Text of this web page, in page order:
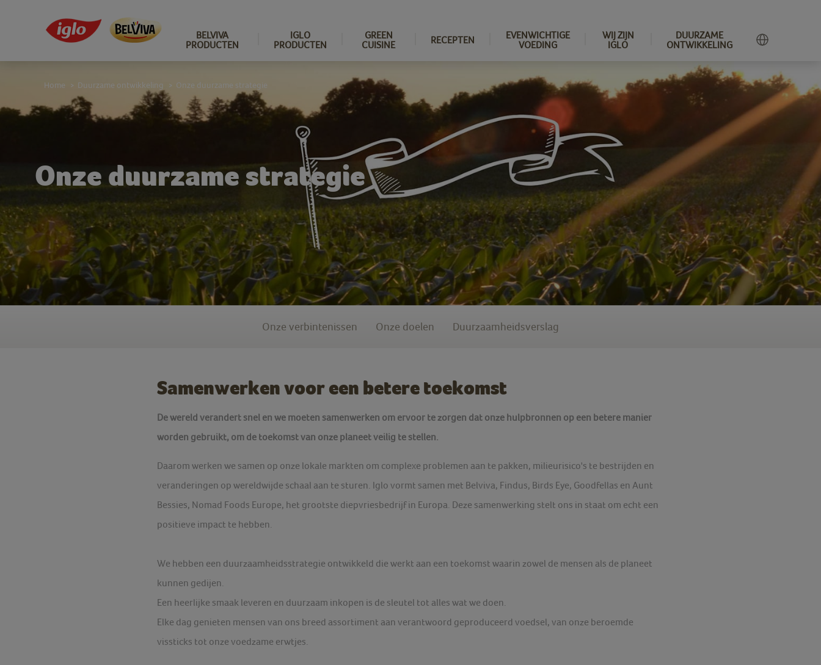
BELVIVA
PRODUCTEN
IGLO
PRODUCTEN
GREEN
CUISINE
RECEPTEN
EVENWICHTIGE
VOEDING
WIJ ZIJN
IGLO
DUURZAME
ONTWIKKELING
Onze duurzame strategie
Home > Duurzame ontwikkeling > Onze duurzame strategie
Onze verbintenissen Onze doelen Duurzaamheidsverslag
Samenwerken voor een betere toekomst
De wereld verandert snel en we moeten samenwerken om ervoor te zorgen dat onze hulpbronnen op een betere manier
worden gebruikt, om de toekomst van onze planeet veilig te stellen.
Daarom werken we samen op onze lokale markten om complexe problemen aan te pakken, milieurisico's te bestrijden en
veranderingen op wereldwijde schaal aan te sturen. Iglo vormt samen met Belviva, Findus, Birds Eye, Goodfellas en Aunt
Bessies, Nomad Foods Europe, het grootste diepvriesbedrijf in Europa. Deze samenwerking stelt ons in staat om echt een
positieve impact te hebben.
We hebben een duurzaamheidsstrategie ontwikkeld die werkt aan een toekomst waarin zowel de mensen als de planeet
kunnen gedijen.
Een heerlijke smaak leveren en duurzaam inkopen is de sleutel tot alles wat we doen.
Elke dag genieten mensen van ons breed assortiment aan verantwoord geproduceerd voedsel, van onze beroemde
vissticks tot onze voedzame erwtjes.